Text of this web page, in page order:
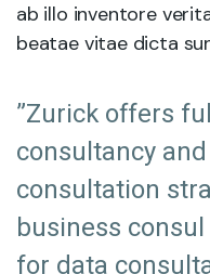
ab illo inventore
beatae vitae dicta
”Zurick offers
consultancy
consultation
business
for data